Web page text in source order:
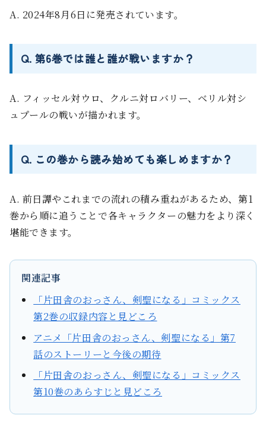
A. 2024年8月6日に発売されています。
Q. 第6巻では誰と誰が戦いますか？
A. フィッセル対ウロ、クルニ対ロバリー、ベリル対シ
ュプールの戦いが描かれます。
Q. この巻から読み始めても楽しめますか？
A. 前日譚やこれまでの流れの積み重ねがあるため、第1
巻から順に追うことで各キャラクターの魅力をより深く
堪能できます。
関連記事
「片田舎のおっさん、剣聖になる」コミックス
第2巻の収録内容と見どころ
アニメ「片田舎のおっさん、剣聖になる」第7
話のストーリーと今後の期待
「片田舎のおっさん、剣聖になる」コミックス
第10巻のあらすじと見どころ